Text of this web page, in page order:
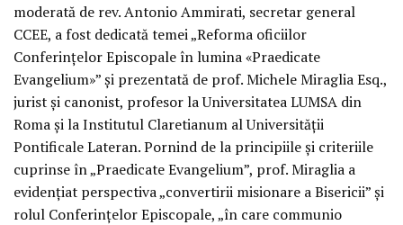
moderată de rev. Antonio Ammirati, secretar general
CCEE, a fost dedicată temei „Reforma oficiilor
Conferințelor Episcopale în lumina «Praedicate
Evangelium»” și prezentată de prof. Michele Miraglia Esq.,
jurist și canonist, profesor la Universitatea LUMSA din
Roma și la Institutul Claretianum al Universității
Pontificale Lateran. Pornind de la principiile și criteriile
cuprinse în „Praedicate Evangelium”, prof. Miraglia a
evidențiat perspectiva „convertirii misionare a Bisericii” și
rolul Conferințelor Episcopale, „în care communio